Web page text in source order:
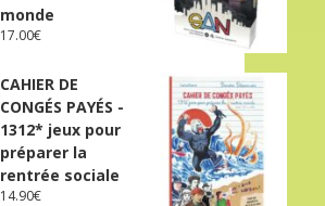
monde
17.00€
CAHIER DE
CONGÉS PAYÉS -
1312* jeux pour
préparer la
rentrée sociale
14.90€